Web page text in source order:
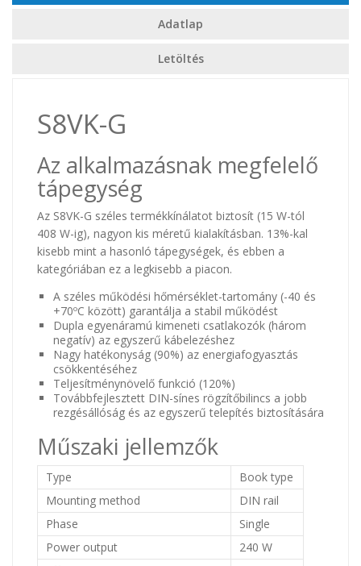
Adatlap
Letöltés
S8VK-G
Az alkalmazásnak megfelelő
tápegység
Az S8VK-G széles termékkínálatot biztosít (15 W-tól
408 W-ig), nagyon kis méretű kialakításban. 13%-kal
kisebb mint a hasonló tápegységek, és ebben a
kategóriában ez a legkisebb a piacon.
A széles működési hőmérséklet-tartomány (-40 és
+70ºC között) garantálja a stabil működést
Dupla egyenáramú kimeneti csatlakozók (három
negatív) az egyszerű kábelezéshez
Nagy hatékonyság (90%) az energiafogyasztás
csökkentéséhez
Teljesítménynövelő funkció (120%)
Továbbfejlesztett DIN-sínes rögzítőbilincs a jobb
rezgésállóság és az egyszerű telepítés biztosítására
Műszaki jellemzők
Type
Book type
Mounting method
DIN rail
Phase
Single
Power output
240 W